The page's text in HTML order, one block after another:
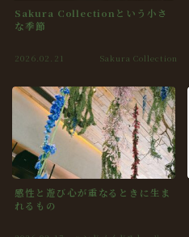
Sakura Collectionという小さ
な季節
2026.02.21 Sakura Collection
感性と遊び心が重なるときに生ま
れるもの